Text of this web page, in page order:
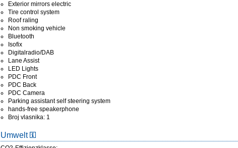
Exterior mirrors electric
Tire control system
Roof raling
Non smoking vehicle
Bluetooth
Isofix
Digitalradio/DAB
Lane Assist
LED Lights
PDC Front
PDC Back
PDC Camera
Parking assistant self steering system
hands-free speakerphone
Broj vlasnika: 1
Umwelt